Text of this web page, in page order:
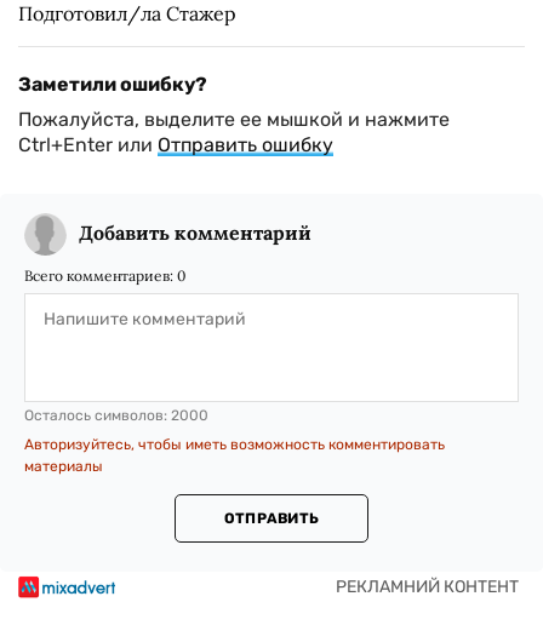
Подготовил/ла Стажер
Заметили ошибку?
Пожалуйста, выделите ее мышкой и нажмите
Ctrl+Enter или Отправить ошибку
Добавить комментарий
Всего комментариев: 0
Осталось символов: 2000
Авторизуйтесь, чтобы иметь возможность комментировать
материалы
ОТПРАВИТЬ